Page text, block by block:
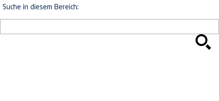
Suche in diesem Bereich: